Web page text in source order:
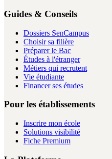
Guides & Conseils
Dossiers SenCampus
Choisir sa filière
Préparer le Bac
Études à l'étranger
Métiers qui recrutent
Vie étudiante
Financer ses études
Pour les établissements
Inscrire mon école
Solutions visibilité
Fiche Premium